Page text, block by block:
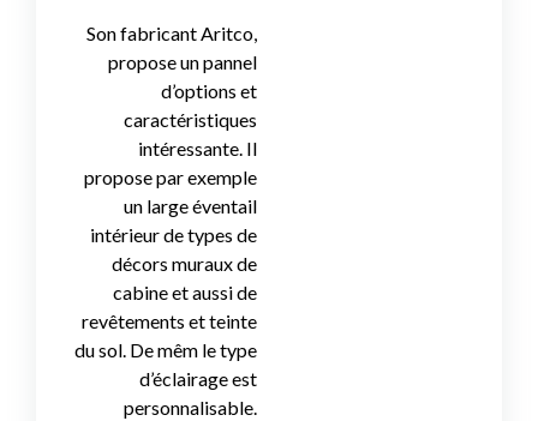
Son fabricant Aritco,
propose un pannel
d’options et
caractéristiques
intéressante. Il
propose par exemple
un large éventail
intérieur de types de
décors muraux de
cabine et aussi de
revêtements et teinte
du sol. De mêm le type
d’éclairage est
personnalisable.